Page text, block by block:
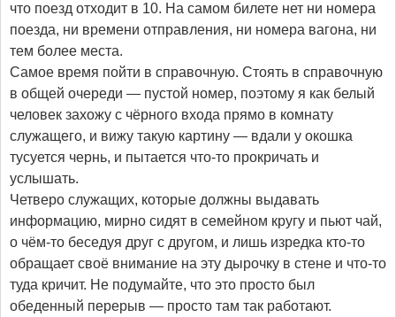
что поезд отходит в 10. На самом билете нет ни номера
поезда, ни времени отправления, ни номера вагона, ни
тем более места.
Самое время пойти в справочную. Стоять в справочную
в общей очереди — пустой номер, поэтому я как белый
человек захожу с чёрного входа прямо в комнату
служащего, и вижу такую картину — вдали у окошка
тусуется чернь, и пытается что-то прокричать и
услышать.
Четверо служащих, которые должны выдавать
информацию, мирно сидят в семейном кругу и пьют чай,
о чём-то беседуя друг с другом, и лишь изредка кто-то
обращает своё внимание на эту дырочку в стене и что-то
туда кричит. Не подумайте, что это просто был
обеденный перерыв — просто там так работают.